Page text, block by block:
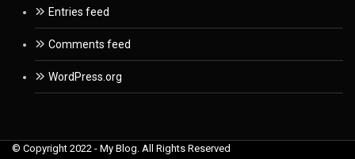
Entries feed
Comments feed
WordPress.org
© Copyright 2022 - My Blog. All Rights Reserved